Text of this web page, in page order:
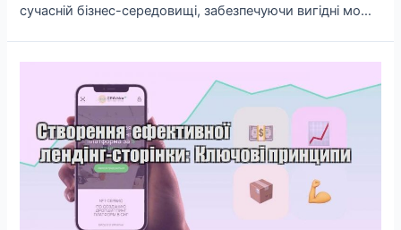
сучасній бізнес-середовищі, забезпечуючи вигідні мо…